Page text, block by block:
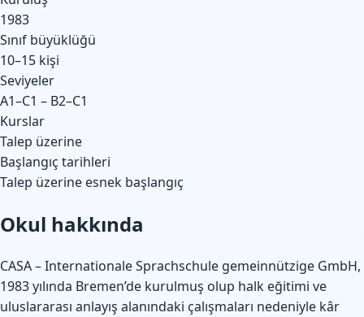
1983
Sınıf büyüklüğü
10–15 kişi
Seviyeler
A1–C1 – B2–C1
Kurslar
Talep üzerine
Başlangıç tarihleri
Talep üzerine esnek başlangıç
Okul hakkında
CASA – Internationale Sprachschule gemeinnützige GmbH,
1983 yılında Bremen’de kurulmuş olup halk eğitimi ve
uluslararası anlayış alanındaki çalışmaları nedeniyle kâr